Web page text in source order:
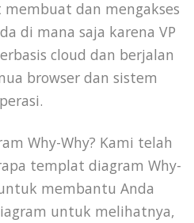
dan mengakses
di mana saja karena VP
cloud dan berjalan
browser dan sistem
Why-Why? Kami telah
templat diagram Why-
membantu Anda
untuk melihatnya,